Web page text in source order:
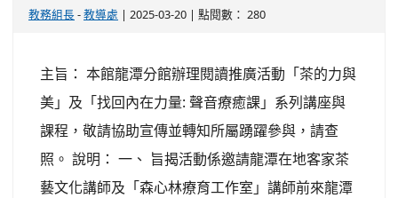
教務組長-教導處 | 2025-03-20 | 點閱數： 280
主旨： 本館龍潭分館辦理閱讀推廣活動「茶的力與
美」及「找回內在力量: 聲音療癒課」系列講座與
課程，敬請協助宣傳並轉知所屬踴躍參與，請查
照。 說明： 一、 旨揭活動係邀請龍潭在地客家茶
藝文化講師及「森心林療育工作室」講師前來龍潭